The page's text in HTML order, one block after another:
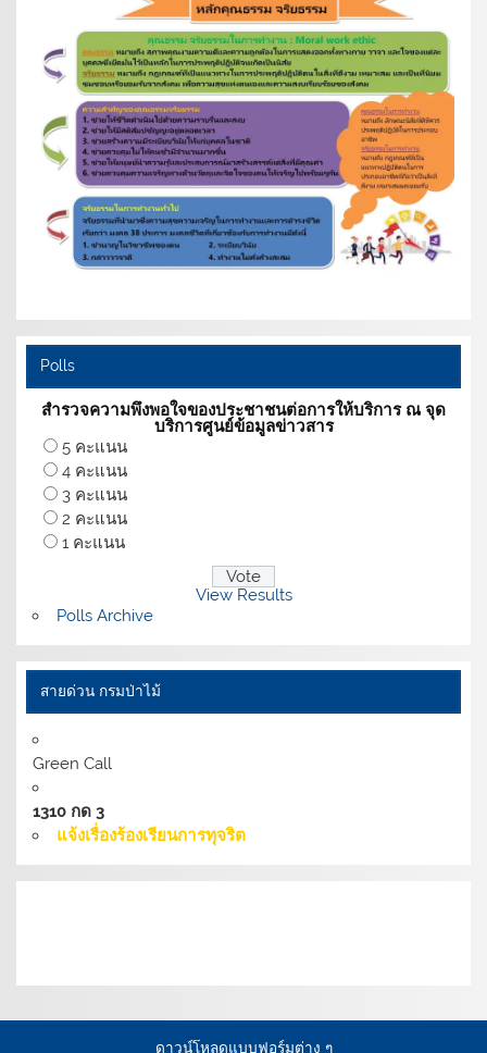
Polls
สำรวจความพึงพอใจของประชาชนต่อการให้บริการ ณ จุด
บริการศูนย์ข้อมูลข่าวสาร
5 คะแนน
4 คะแนน
3 คะแนน
2 คะแนน
1 คะแนน
View Results
Polls Archive
สายด่วน กรมป่าไม้
Green Call
1310 กด 3
แจ้งเรื่องร้องเรียนการทุจริต
ดาวน์โหลดแบบฟอร์มต่าง ๆ